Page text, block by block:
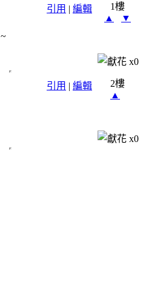
引用 | 編輯
1樓
▲
▼
x0
引用 | 編輯
2樓
▲
x0